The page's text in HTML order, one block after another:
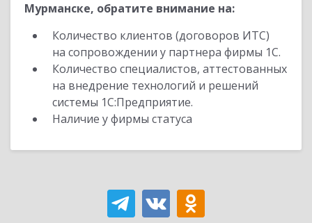
Мурманске, обратите внимание на:
Количество клиентов (договоров ИТС)
на сопровождении у партнера фирмы 1С.
Количество специалистов, аттестованных
на внедрение технологий и решений
системы 1С:Предприятие.
Наличие у фирмы статуса